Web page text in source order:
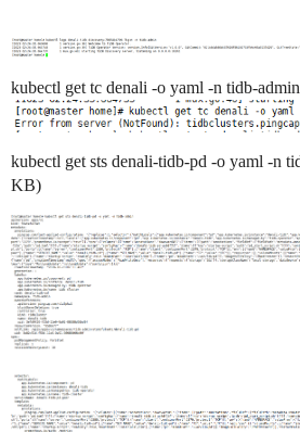
kubectl get tc denali -o yaml -n tidb-admin
kubectl get sts denali-tidb-pd -o yaml -n
KB)